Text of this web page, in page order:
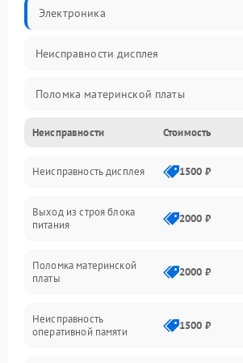
Электроника
Неисправности дисплея
Поломка материнской платы
Неисправность системы охлаждения
Неисправность BIOS
Повреждение корпуса
Повреждение разъёмов (USB, HDMI и др.)
Неисправности Стоимость
Неисправность дисплея 1500 ₽
Выход из строя блока
питания
2000 ₽
Поломка материнской
платы
2000 ₽
Неисправность
оперативной памяти
1500 ₽